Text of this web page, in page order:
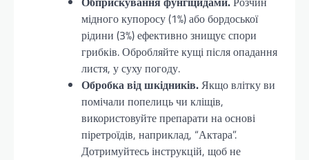
мідного купоросу (1%) або бордоської
рідини (3%) ефективно знищує спори
грибків. Обробляйте кущі після опадання
листя, у суху погоду.
Обробка від шкідників.Якщо влітку ви
помічали попелиць чи кліщів,
використовуйте препарати на основі
піретроїдів, наприклад, “Актара”.
Дотримуйтесь інструкцій, щоб не